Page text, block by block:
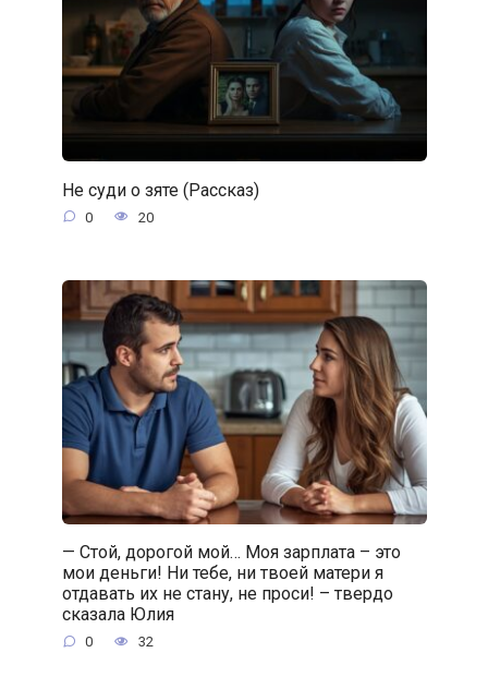
Не суди о зяте (Рассказ)
0 20
— Стой, дорогой мой… Моя зарплата – это
мои деньги! Ни тебе, ни твоей матери я
отдавать их не стану, не проси! – твердо
сказала Юлия
0 32